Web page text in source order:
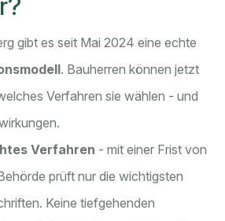
gibt es seit Mai 2024 eine echte
. Bauherren können jetzt
Verfahren sie wählen - und
Verfahren - mit einer Frist von
prüft nur die wichtigsten
Keine tiefgehenden